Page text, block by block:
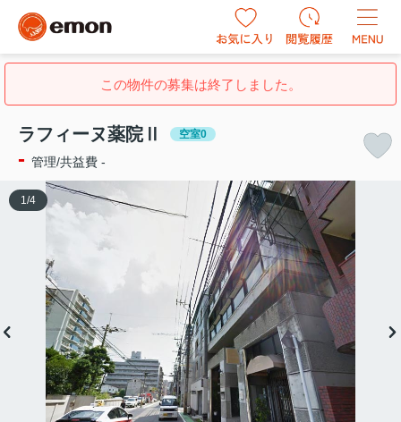
この物件の募集は終了しました。
ラフィーヌ薬院Ⅱ 空室0
- 管理/共益費 -
1 /4